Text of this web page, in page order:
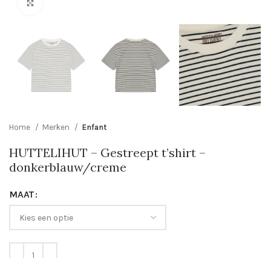
Home Merken Enfant
HUTTELIHUT – Gestreept t’shirt –
donkerblauw/creme
MAAT